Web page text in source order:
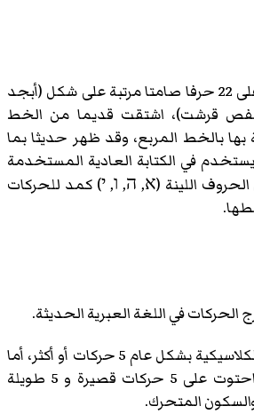
احتوت اللغة العبرية على 22 حرفا صامتا مرتبة على شكل (أبجد
قرشت)، اشتقت قديما من الخط
بها بالخط المربع، وقد ظهر حديثا بما
في الكتابة العادية المستخدمة
اللينة (א, ה, ו, י) كمد للحركات
في اللغة العبرية الحديثة.
احتوت اللغة العبرية الكلاسيكية بشكل عام 5 حركات أو أكثر، أما
العبرية الحديثة فقد احتوت على 5 حركات قصيرة و 5 طويلة
المتحرك.